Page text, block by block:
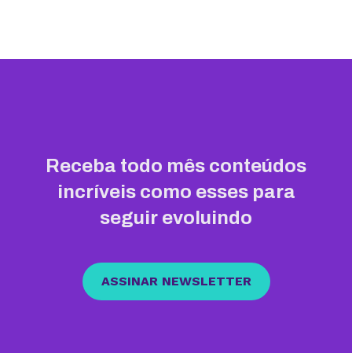
Receba todo mês conteúdos
incríveis como esses para
seguir evoluindo
ASSINAR NEWSLETTER